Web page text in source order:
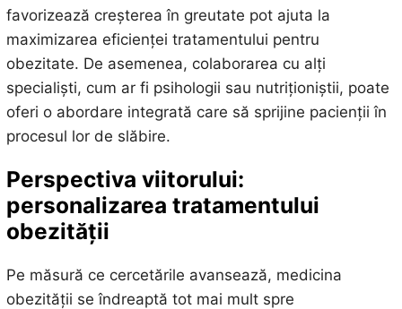
favorizează creșterea în greutate pot ajuta la
maximizarea eficienței tratamentului pentru
obezitate. De asemenea, colaborarea cu alți
specialiști, cum ar fi psihologii sau nutriționiștii, poate
oferi o abordare integrată care să sprijine pacienții în
procesul lor de slăbire.
Perspectiva viitorului:
personalizarea tratamentului
obezității
Pe măsură ce cercetările avansează, medicina
obezității se îndreaptă tot mai mult spre